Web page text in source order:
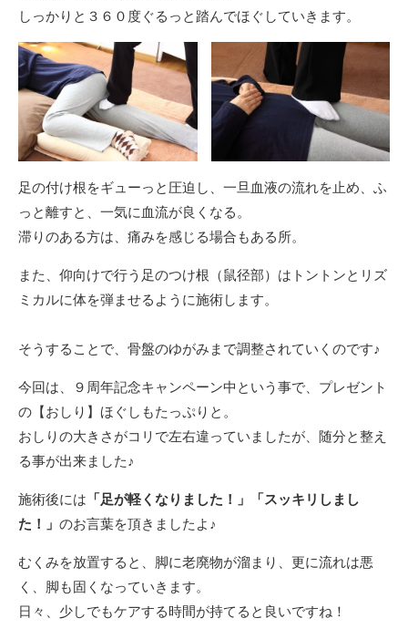
しっかりと３６０度ぐるっと踏んでほぐしていきます。
足の付け根をギューっと圧迫し、一旦血液の流れを止め、ふ
っと離すと、一気に血流が良くなる。
滞りのある方は、痛みを感じる場合もある所。
また、仰向けで行う足のつけ根（鼠径部）はトントンとリズ
ミカルに体を弾ませるように施術します。
そうすることで、骨盤のゆがみまで調整されていくのです♪
今回は、９周年記念キャンペーン中という事で、プレゼント
の【おしり】ほぐしもたっぷりと。
おしりの大きさがコリで左右違っていましたが、随分と整え
る事が出来ました♪
施術後には 「足が軽くなりました！」「スッキリしまし
た！」 のお言葉を頂きましたよ♪
むくみを放置すると、脚に老廃物が溜まり、更に流れは悪
く、脚も固くなっていきます。
日々、少しでもケアする時間が持てると良いですね！